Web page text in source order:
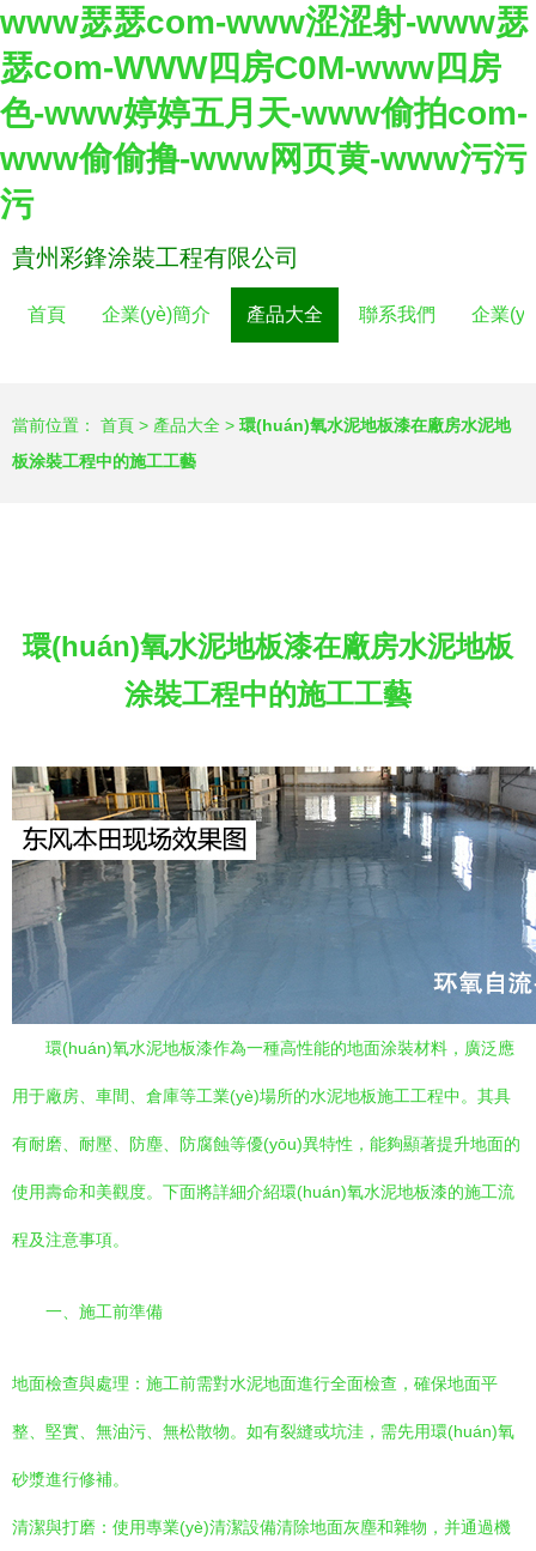
www瑟瑟com-www涩涩射-www瑟
瑟com-WWW四房C0M-www四房
色-www婷婷五月天-www偷拍com-
www偷偷撸-www网页黄-www污污
污
貴州彩鋒涂裝工程有限公司
首頁 企業(yè)簡介 產品大全 聯系我們 企業
當前位置： 首頁 > 產品大全 > 環(huán)氧水泥地板漆在廠房水泥地
板涂裝工程中的施工工藝
環(huán)氧水泥地板漆在廠房水泥地板
涂裝工程中的施工工藝
環(huán)氧水泥地板漆作為一種高性能的地面涂裝材料，廣泛應
用于廠房、車間、倉庫等工業(yè)場所的水泥地板施工工程中。其具
有耐磨、耐壓、防塵、防腐蝕等優(yōu)異特性，能夠顯著提升地面的
使用壽命和美觀度。下面將詳細介紹環(huán)氧水泥地板漆的施工流
程及注意事項。
一、施工前準備
地面檢查與處理：施工前需對水泥地面進行全面檢查，確保地面平
整、堅實、無油污、無松散物。如有裂縫或坑洼，需先用環(huán)氧
砂漿進行修補。
清潔與打磨：使用專業(yè)清潔設備清除地面灰塵和雜物，并通過機